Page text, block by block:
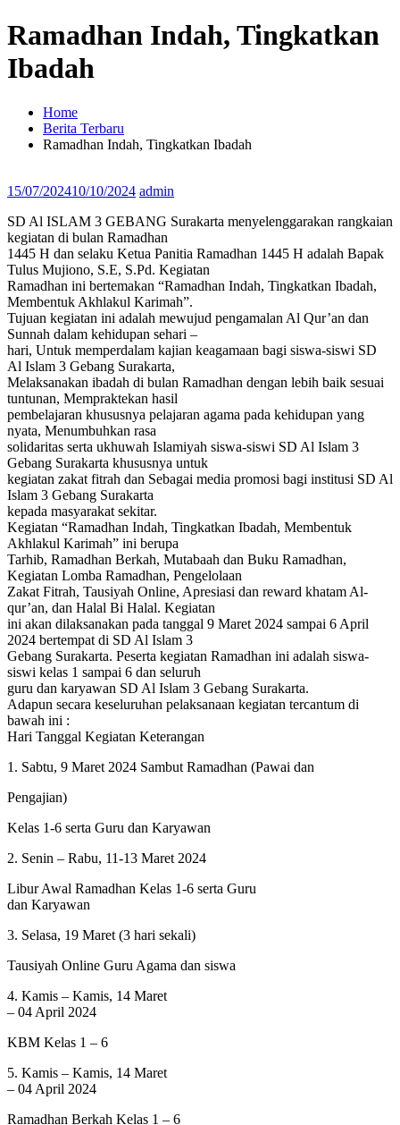
Ramadhan Indah, Tingkatkan
Ibadah
Home
Berita Terbaru
Ramadhan Indah, Tingkatkan Ibadah
15/07/202410/10/2024 admin
SD Al ISLAM 3 GEBANG Surakarta menyelenggarakan rangkaian
kegiatan di bulan Ramadhan
1445 H dan selaku Ketua Panitia Ramadhan 1445 H adalah Bapak
Tulus Mujiono, S.E, S.Pd. Kegiatan
Ramadhan ini bertemakan “Ramadhan Indah, Tingkatkan Ibadah,
Membentuk Akhlakul Karimah”.
Tujuan kegiatan ini adalah mewujud pengamalan Al Qur’an dan
Sunnah dalam kehidupan sehari –
hari, Untuk memperdalam kajian keagamaan bagi siswa-siswi SD
Al Islam 3 Gebang Surakarta,
Melaksanakan ibadah di bulan Ramadhan dengan lebih baik sesuai
tuntunan, Mempraktekan hasil
pembelajaran khususnya pelajaran agama pada kehidupan yang
nyata, Menumbuhkan rasa
solidaritas serta ukhuwah Islamiyah siswa-siswi SD Al Islam 3
Gebang Surakarta khususnya untuk
kegiatan zakat fitrah dan Sebagai media promosi bagi institusi SD Al
Islam 3 Gebang Surakarta
kepada masyarakat sekitar.
Kegiatan “Ramadhan Indah, Tingkatkan Ibadah, Membentuk
Akhlakul Karimah” ini berupa
Tarhib, Ramadhan Berkah, Mutabaah dan Buku Ramadhan,
Kegiatan Lomba Ramadhan, Pengelolaan
Zakat Fitrah, Tausiyah Online, Apresiasi dan reward khatam Al-
qur’an, dan Halal Bi Halal. Kegiatan
ini akan dilaksanakan pada tanggal 9 Maret 2024 sampai 6 April
2024 bertempat di SD Al Islam 3
Gebang Surakarta. Peserta kegiatan Ramadhan ini adalah siswa-
siswi kelas 1 sampai 6 dan seluruh
guru dan karyawan SD Al Islam 3 Gebang Surakarta.
Adapun secara keseluruhan pelaksanaan kegiatan tercantum di
bawah ini :
Hari Tanggal Kegiatan Keterangan
1. Sabtu, 9 Maret 2024 Sambut Ramadhan (Pawai dan
Pengajian)
Kelas 1-6 serta Guru dan Karyawan
2. Senin – Rabu, 11-13 Maret 2024
Libur Awal Ramadhan Kelas 1-6 serta Guru
dan Karyawan
3. Selasa, 19 Maret (3 hari sekali)
Tausiyah Online Guru Agama dan siswa
4. Kamis – Kamis, 14 Maret
– 04 April 2024
KBM Kelas 1 – 6
5. Kamis – Kamis, 14 Maret
– 04 April 2024
Ramadhan Berkah Kelas 1 – 6